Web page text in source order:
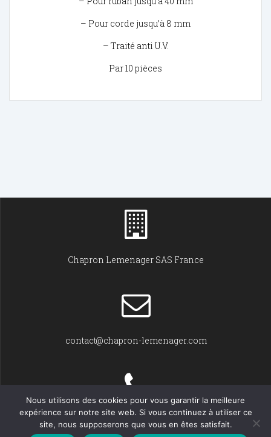
– Pour corde jusqu’à 8 mm
– Traité anti U.V.
Par 10 pièces
Chapron Lemenager SAS France
contact@chapron-lemenager.com
+33 (0)2 31 22 02 55
Nous utilisons des cookies pour vous garantir la meilleure
expérience sur notre site web. Si vous continuez à utiliser ce
site, nous supposerons que vous en êtes satisfait.